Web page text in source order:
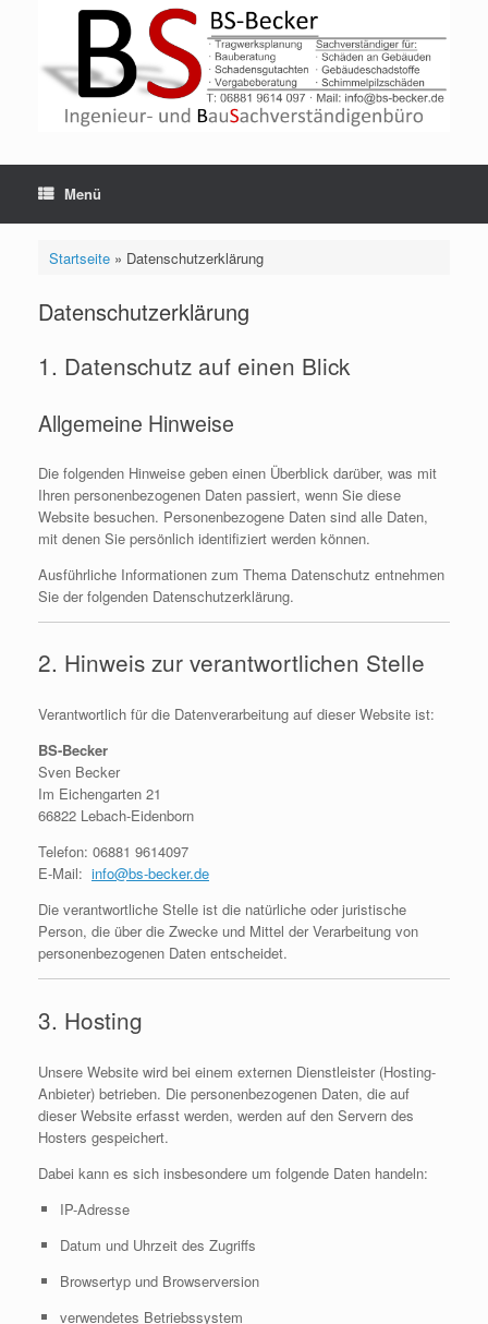
Menü
Startseite» Datenschutzerklärung
Datenschutzerklärung
1. Datenschutz auf einen Blick
Allgemeine Hinweise
Die folgenden Hinweise geben einen Überblick darüber, was mit
Ihren personenbezogenen Daten passiert, wenn Sie diese
Website besuchen. Personenbezogene Daten sind alle Daten,
mit denen Sie persönlich identifiziert werden können.
Ausführliche Informationen zum Thema Datenschutz entnehmen
Sie der folgenden Datenschutzerklärung.
2. Hinweis zur verantwortlichen Stelle
Verantwortlich für die Datenverarbeitung auf dieser Website ist:
BS-Becker
Sven Becker
Im Eichengarten 21
66822 Lebach-Eidenborn
Telefon: 06881 9614097
E-Mail: info@bs-becker.de
Die verantwortliche Stelle ist die natürliche oder juristische
Person, die über die Zwecke und Mittel der Verarbeitung von
personenbezogenen Daten entscheidet.
3. Hosting
Unsere Website wird bei einem externen Dienstleister (Hosting-
Anbieter) betrieben. Die personenbezogenen Daten, die auf
dieser Website erfasst werden, werden auf den Servern des
Hosters gespeichert.
Dabei kann es sich insbesondere um folgende Daten handeln:
IP-Adresse
Datum und Uhrzeit des Zugriffs
Browsertyp und Browserversion
verwendetes Betriebssystem